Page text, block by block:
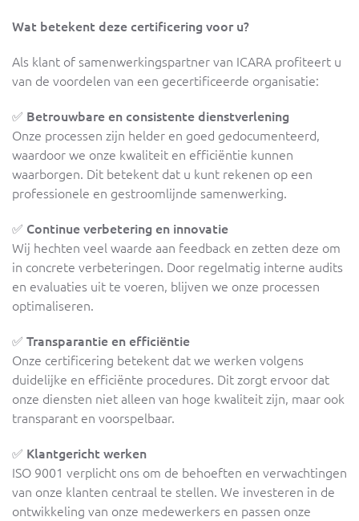
Wat betekent deze certificering voor u?
Als klant of samenwerkingspartner van ICARA profiteert u
van de voordelen van een gecertificeerde organisatie:
✅ Betrouwbare en consistente dienstverlening
Onze processen zijn helder en goed gedocumenteerd,
waardoor we onze kwaliteit en efficiëntie kunnen
waarborgen. Dit betekent dat u kunt rekenen op een
professionele en gestroomlijnde samenwerking.
✅ Continue verbetering en innovatie
Wij hechten veel waarde aan feedback en zetten deze om
in concrete verbeteringen. Door regelmatig interne audits
en evaluaties uit te voeren, blijven we onze processen
optimaliseren.
✅ Transparantie en efficiëntie
Onze certificering betekent dat we werken volgens
duidelijke en efficiënte procedures. Dit zorgt ervoor dat
onze diensten niet alleen van hoge kwaliteit zijn, maar ook
transparant en voorspelbaar.
✅ Klantgericht werken
ISO 9001 verplicht ons om de behoeften en verwachtingen
van onze klanten centraal te stellen. We investeren in de
ontwikkeling van onze medewerkers en passen onze